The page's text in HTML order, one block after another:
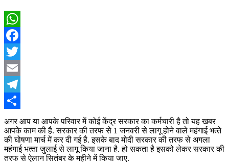
WhatsApp
Facebook
Twitter
Email
Telegram
अगर आप या आपके पर‍िवार में कोई केंद्र सरकार का कर्मचारी है तो यह खबर
आपके काम की है. सरकार की तरफ से 1 जनवरी से लागू होने वाले महंगाई भत्‍ते
की घोषणा मार्च में कर दी गई है. इसके बाद मोदी सरकार की तरफ से अगला
महंगाई भत्‍ता जुलाई से लागू क‍िया जाना है. हो सकता है इसको लेकर सरकार की
तरफ से ऐलान स‍ितंबर के महीने में क‍िया जाए.